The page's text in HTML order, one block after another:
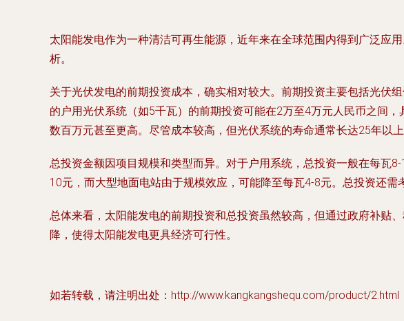
太阳能发电作为一种清洁可再生能源，近年来在全球范围内得到广泛应
析。
关于光伏发电的前期投资成本，确实相对较大。前期投资主要包括光伏
的户用光伏系统（如5千瓦）的前期投资可能在2万至4万元人民币之间
数百万元甚至更高。尽管成本较高，但光伏系统的寿命通常长达25年以上
总投资金额因项目规模和类型而异。对于户用系统，总投资一般在每瓦
10元，而大型地面电站由于规模效应，可能降至每瓦4-8元。总投资还
总体来看，太阳能发电的前期投资和总投资虽然较高，但通过政府补贴
降，使得太阳能发电更具经济可行性。
如若转载，请注明出处：http://www.kangkangshequ.com/product/2.html